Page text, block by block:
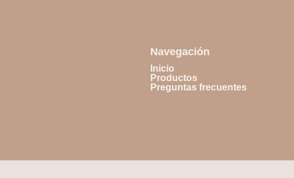
Navegación
Inicio
Productos
Preguntas frecuentes